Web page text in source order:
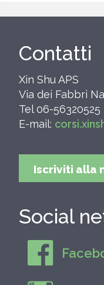
Contatti
Xin Shu APS
Via dei Fabbri
Tel 06-56320525
E-mail:
Iscriviti alla
Social